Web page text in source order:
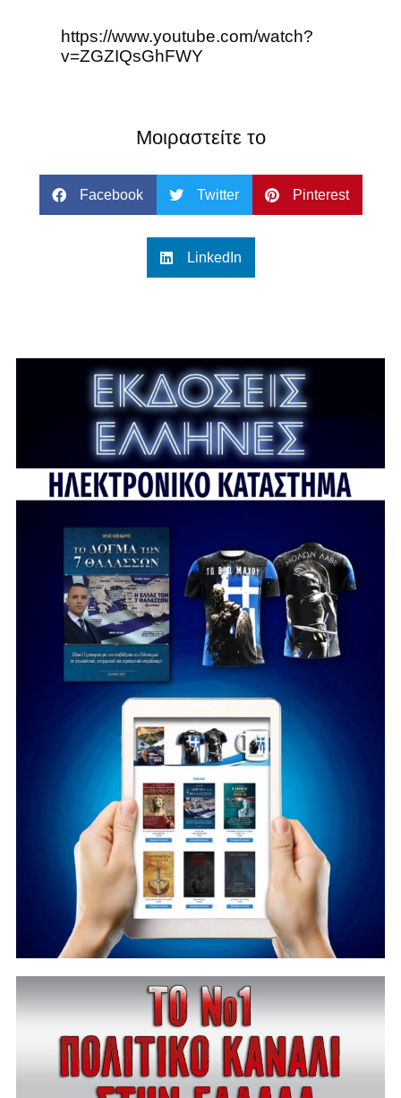
https://www.youtube.com/watch?
v=ZGZIQsGhFWY
Μοιραστείτε το
Facebook Twitter Pinterest
LinkedIn